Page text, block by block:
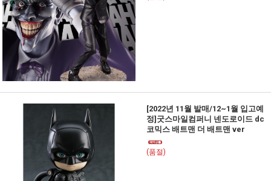
[2022년 11월 발매/12~1월 입고예
정]굿스마일컴퍼니 넨도로이드 dc
코믹스 배트맨 더 배트맨 ver
(품절)